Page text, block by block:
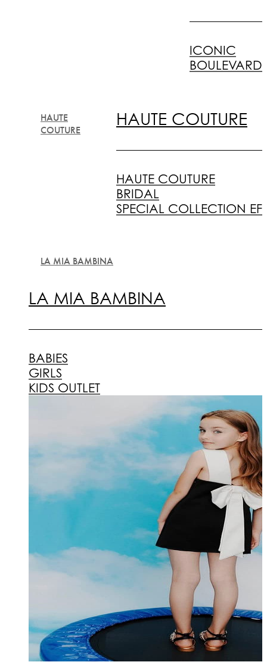
ICONIC
BOULEVARD
HAUTE
COUTURE
HAUTE COUTURE
HAUTE COUTURE
BRIDAL
SPECIAL COLLECTION EF
LA MIA BAMBINA
LA MIA BAMBINA
BABIES
GIRLS
KIDS OUTLET